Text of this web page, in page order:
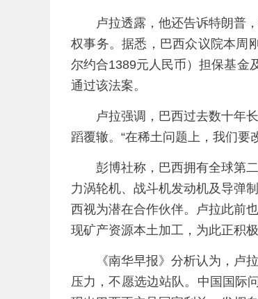
卢拉透露，他还告诉特朗普
权事务。据悉，巴西众议院本周
尔约合1389元人民币）担保基金
通过该法案。
卢拉强调，巴西过去数十年
蹈覆辙。“在稀土问题上，我们
彭博社称，巴西拥有全球第
力涡轮机、战斗机发动机及导弹
西视为潜在合作伙伴。卢拉此前
现矿产资源本土加工，为此正积
《南华早报》分析认为，卢
压力，不愿选边站队。中国国际